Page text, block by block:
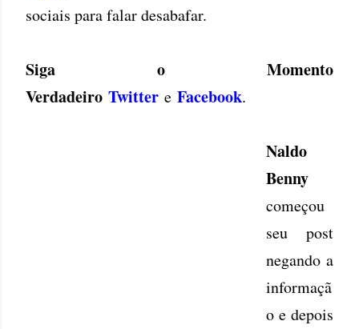
sociais para falar desabafar.
Siga o Momento
Verdadeiro Twitter e Facebook.
Naldo
Benny
começou
seu post
negando a
informaçã
o e depois